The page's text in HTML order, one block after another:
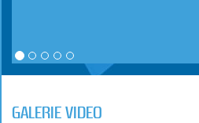
GALERIE VIDEO